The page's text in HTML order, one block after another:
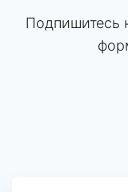
Подпишитесь